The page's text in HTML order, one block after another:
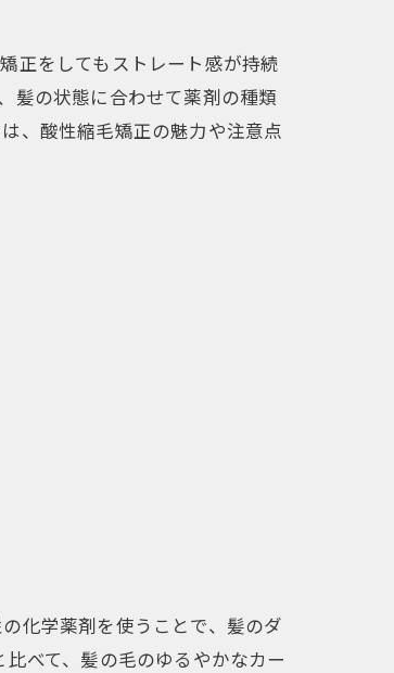
正をしてもストレート感が持続
髪の状態に合わせて薬剤の種類
、酸性縮毛矯正の魅力や注意点
化学薬剤を使うことで、髪のダ
べて、髪の毛のゆるやかなカー